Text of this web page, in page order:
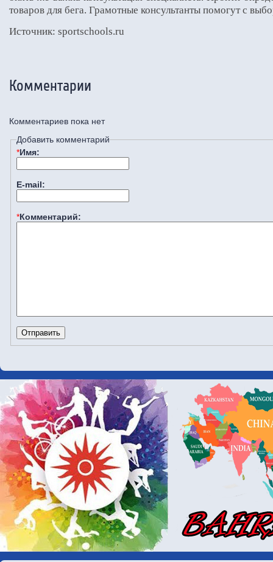
товаров для бега. Грамотные консультанты помогут с
Источник: sportschools.ru
Комментарии
Комментариев пока нет
Добавить комментарий
*Имя:
E-mail:
*Комментарий: